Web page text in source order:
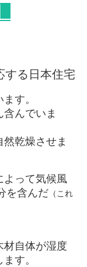
する日本住宅
す。
んでいま
乾燥させま
よって気候風
を含んだ（これ
材自体が湿度
す。